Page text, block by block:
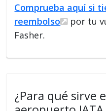
Comprueba aquí si
reembolso
por tu
Fasher.
¿Para qué sirve